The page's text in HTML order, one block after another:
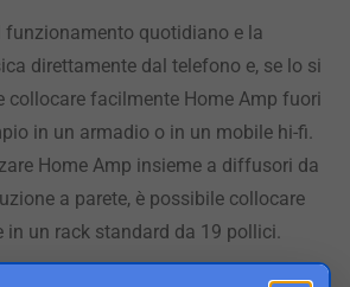
funzionamento quotidiano e la
direttamente dal telefono e, se lo si
collocare facilmente Home Amp fuori
in un armadio o in un mobile hi-fi.
Home Amp insieme a diffusori da
a parete, è possibile collocare
in un rack standard da 19 pollici.